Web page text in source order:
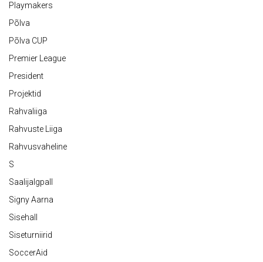
Playmakers
Põlva
Põlva CUP
Premier League
President
Projektid
Rahvaliiga
Rahvuste Liiga
Rahvusvaheline
S
Saalijalgpall
Signy Aarna
Sisehall
Siseturniirid
SoccerAid